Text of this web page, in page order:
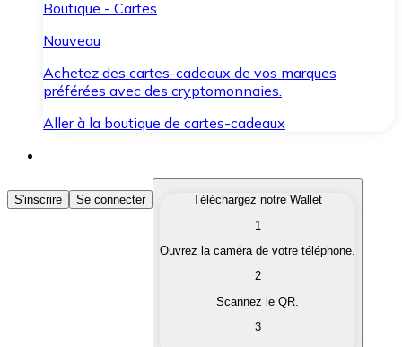
Boutique - Cartes
Nouveau
Achetez des cartes-cadeaux de vos marques
préférées avec des cryptomonnaies.
Aller à la boutique de cartes-cadeaux
Acheter des Cryptomonnaies
Achetez les cryptomonnaies qui vous intéressent
Convertissez vos cryptomonnaies en monnaie
S'inscrire Se connecter
Téléchargez notre Wallet
1
Ouvrez la caméra de votre téléphone.
2
Scannez le QR.
3